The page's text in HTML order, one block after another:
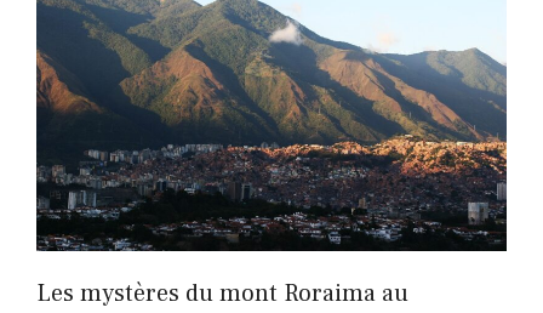
Les mystères du mont Roraima au